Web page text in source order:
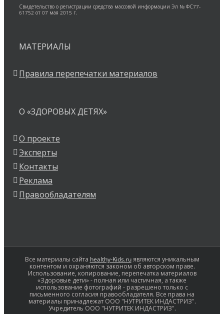
Свидетельство о регистрации средства массовой информации Эл № ФС77-
61752 от 07 мая 2015 г.
МАТЕРИАЛЫ
Правила перепечатки материалов
О «ЗДОРОВЫХ ДЕТЯХ»
О проекте
Эксперты
Контакты
Реклама
Правообладателям
Все материалы сайта healthy-Kids.ruявляются уникальным
контентом и охраняются законом об авторском праве.
Использование, копирование, перепечатка материалов
«Здоровые дети» - полная или частичная, а также
использование фотографий - разрешено только с
письменного согласия правообладателя. Все права на
материалы принадлежат ООО "НУТРИТЕК ИНДАСТРИЗ".
Учредитель ООО "НУТРИТЕК ИНДАСТРИЗ".